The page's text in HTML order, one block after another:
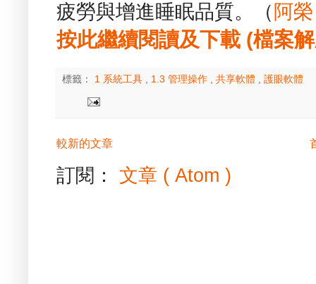
疲勞與增進睡眠品質。（ 阿榮
按此繼續閱讀及下載 (檔案
標籤： 1 系統工具 1.3 管理操作 共享軟體 護眼軟體
較新的文章
訂閱： 文章 ( Atom )